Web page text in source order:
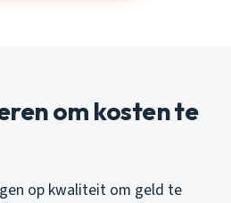
om kosten te
op kwaliteit om geld te